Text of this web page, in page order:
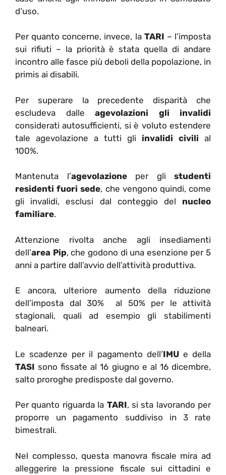
d’uso.
Per quanto concerne, invece, la TARI – l’imposta
sui rifiuti – la priorità è stata quella di andare
incontro alle fasce più deboli della popolazione, in
primis ai disabili.
Per superare la precedente disparità che
escludeva dalle agevolazioni gli invalidi
considerati autosufficienti, si è voluto estendere
tale agevolazione a tutti gli invalidi civili al
100%.
Mantenuta l’agevolazioneper gli studenti
residenti fuori sede, che vengono quindi, come
gli invalidi, esclusi dal conteggio del nucleo
familiare.
Attenzione rivolta anche agli insediamenti
dell’area Pip, che godono di una esenzione per 5
anni a partire dall’avvio dell’attività produttiva.
E ancora, ulteriore aumento della riduzione
dell’imposta dal 30% al 50% per le attività
stagionali, quali ad esempio gli stabilimenti
balneari.
Le scadenze per il pagamento dell’IMUe della
TASI sono fissate al 16 giugno e al 16 dicembre,
salto proroghe predisposte dal governo.
Per quanto riguarda la TARI, si sta lavorando per
proporre un pagamento suddiviso in 3 rate
bimestrali.
Nel complesso, questa manovra fiscale mira ad
alleggerire la pressione fiscale sui cittadini e